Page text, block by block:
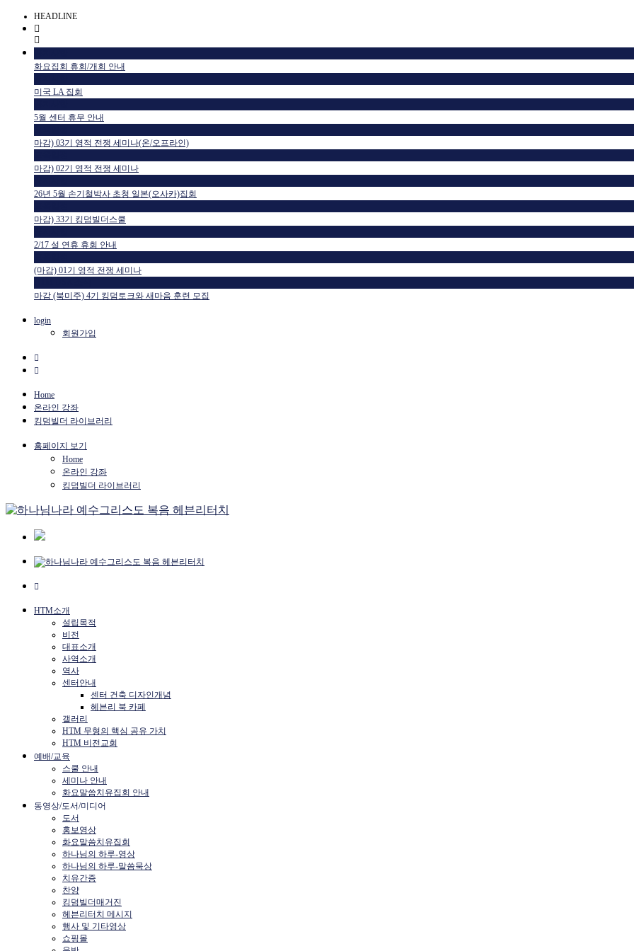
HEADLINE
화요집회 휴회/개회 안내
미국 LA 집회
5월 센터 휴무 안내
마감) 03기 영적 전쟁 세미나(온/오프라인)
마감) 02기 영적 전쟁 세미나
26년 5월 손기철박사 초청 일본(오사카)집회
마감) 33기 킹덤빌더스쿨
2/17 설 연휴 휴회 안내
(마감) 01기 영적 전쟁 세미나
마감 (북미주) 4기 킹덤토크와 새마음 훈련 모집
login
회원가입
Home
온라인 강좌
킹덤빌더 라이브러리
홈페이지 보기
Home
온라인 강좌
킹덤빌더 라이브러리
HTM소개
설립목적
비전
대표소개
사역소개
역사
센터안내
센터 건축 디자인개념
헤븐리 북 카페
갤러리
HTM 무형의 핵심 공유 가치
HTM 비전교회
예배/교육
스쿨 안내
세미나 안내
화요말씀치유집회 안내
동영상/도서/미디어
도서
홍보영상
화요말씀치유집회
하나님의 하루-영상
하나님의 하루-말씀묵상
치유간증
찬양
킹덤빌더매거진
헤븐리터치 메시지
행사 및 기타영상
쇼핑몰